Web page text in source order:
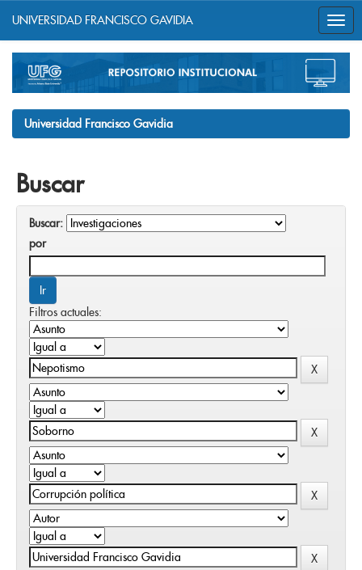
navigation
UNIVERSIDAD FRANCISCO GAVIDIA
Universidad Francisco Gavidia
Buscar
Buscar:
por
Filtros actuales: